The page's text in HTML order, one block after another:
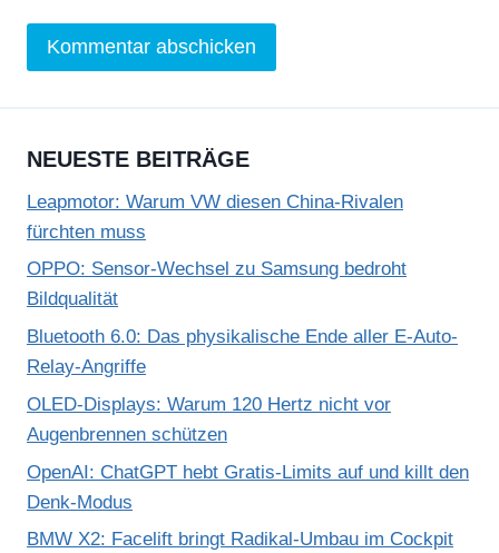
NEUESTE BEITRÄGE
Leapmotor: Warum VW diesen China-Rivalen
fürchten muss
OPPO: Sensor-Wechsel zu Samsung bedroht
Bildqualität
Bluetooth 6.0: Das physikalische Ende aller E-Auto-
Relay-Angriffe
OLED-Displays: Warum 120 Hertz nicht vor
Augenbrennen schützen
OpenAI: ChatGPT hebt Gratis-Limits auf und killt den
Denk-Modus
BMW X2: Facelift bringt Radikal-Umbau im Cockpit